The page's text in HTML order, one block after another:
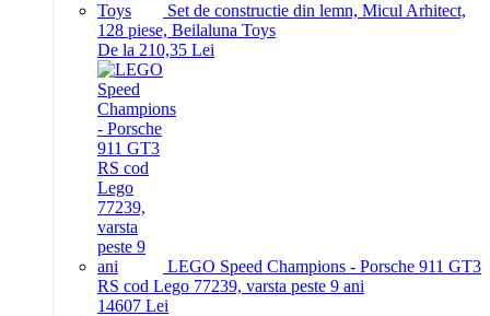
Set de constructie din lemn, Micul Arhitect,
128 piese, Beilaluna Toys
De la 210,35 Lei
LEGO Speed Champions - Porsche 911 GT3
RS cod Lego 77239, varsta peste 9 ani
14607 Lei